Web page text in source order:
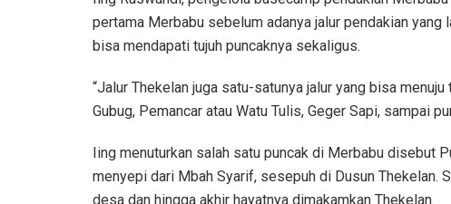
pertama Merbabu sebelum adanya jalur pendakian yang
bisa mendapati tujuh puncaknya sekaligus.
“Jalur Thekelan juga satu-satunya jalur yang bisa
Gubug, Pemancar atau Watu Tulis, Geger Sapi, sampai
Iing menuturkan salah satu puncak di Merbabu disebut
menyepi dari Mbah Syarif, sesepuh di Dusun Thekelan.
desa dan hingga akhir hayatnya dimakamkan Thekelan.